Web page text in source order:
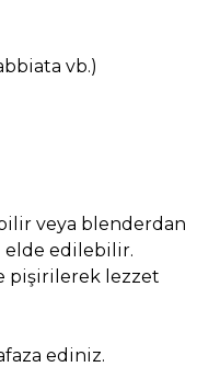
vb.)
veya blenderdan
elde edilebilir.
pişirilerek lezzet
ediniz.